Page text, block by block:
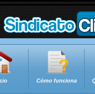
Cómo funciona